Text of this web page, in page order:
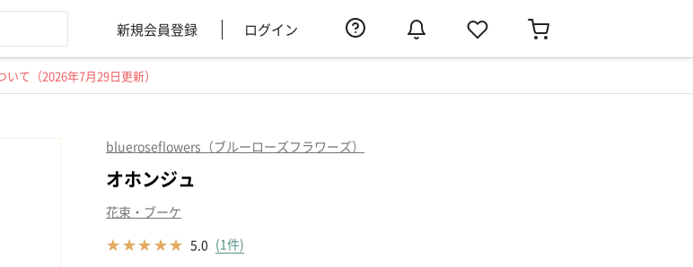
新規会員登録 ログイン
て（2026年7月29日更新）
blueroseflowers（ブルーローズフラワーズ）
オホンジュ
花束・ブーケ
5.0 (1件)